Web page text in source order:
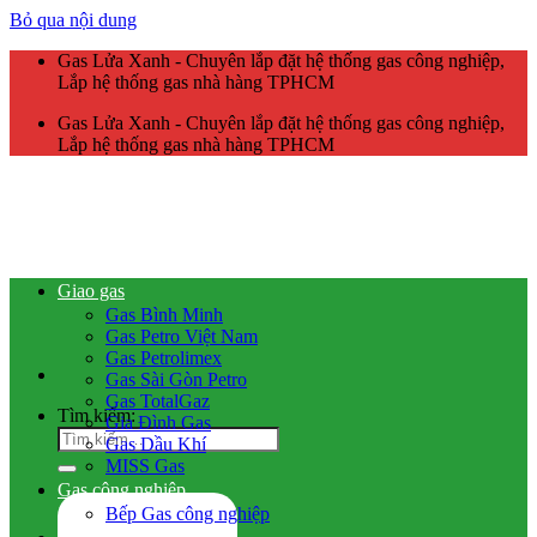
Bỏ qua nội dung
Gas Lửa Xanh - Chuyên lắp đặt hệ thống gas công nghiệp,
Lắp hệ thống gas nhà hàng TPHCM
Gas Lửa Xanh - Chuyên lắp đặt hệ thống gas công nghiệp,
Lắp hệ thống gas nhà hàng TPHCM
Tìm kiếm:
Giao gas
Gas Bình Minh
Gas Petro Việt Nam
Gas Petrolimex
Gas Sài Gòn Petro
Gas TotalGaz
Gia Đình Gas
Gas Dầu Khí
MISS Gas
Gas công nghiệp
Bếp Gas công nghiệp